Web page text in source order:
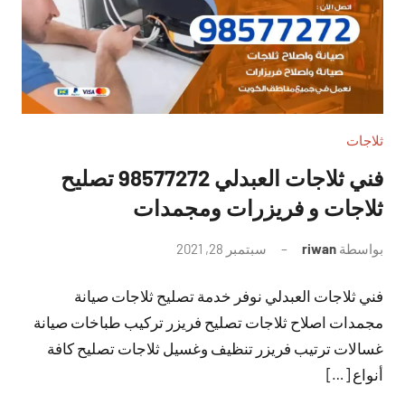
ثلاجات
فني ثلاجات العبدلي 98577272 تصليح
ثلاجات و فريزرات ومجمدات
بواسطة riwan سبتمبر 28, 2021
تعليقات
فني ثلاجات العبدلي نوفر خدمة تصليح ثلاجات صيانة
مجمدات اصلاح ثلاجات تصليح فريزر تركيب طباخات صيانة
غسالات ترتيب فريزر تنظيف وغسيل ثلاجات تصليح كافة
أنواع […]